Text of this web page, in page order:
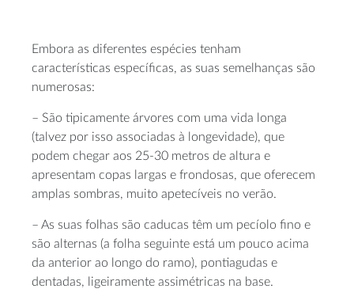
Embora as diferentes espécies tenham
características específicas, as suas semelhanças são
numerosas:
– São tipicamente árvores com uma vida longa
(talvez por isso associadas à longevidade), que
podem chegar aos 25-30 metros de altura e
apresentam copas largas e frondosas, que oferecem
amplas sombras, muito apetecíveis no verão.
– As suas folhas são caducas têm um pecíolo fino e
são alternas (a folha seguinte está um pouco acima
da anterior ao longo do ramo), pontiagudas e
dentadas, ligeiramente assimétricas na base.